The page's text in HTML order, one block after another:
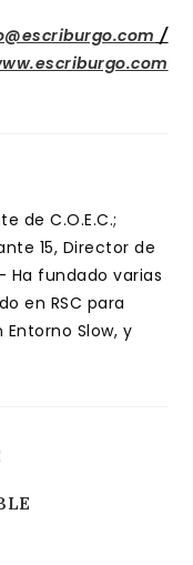
/
de C.O.E.C.;
15, Director de
Ha fundado varias
en RSC para
Slow, y